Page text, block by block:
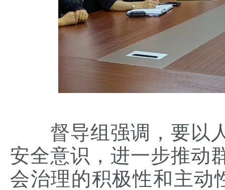
督导组强调，要以人
安全意识，进一步推动
会治理的积极性和主动